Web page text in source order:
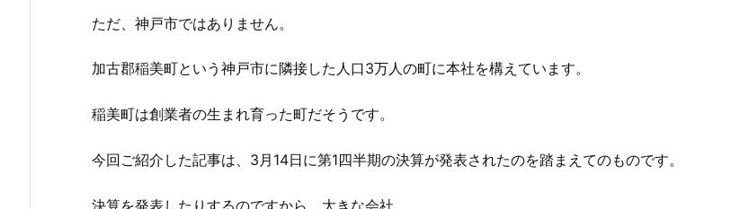
ただ、神戸市ではありません。
加古郡稲美町という神戸市に隣接した人口3万人の町に本社を構えています。
稲美町は創業者の生まれ育った町だそうです。
今回ご紹介した記事は、3月14日に第1四半期の決算が発表されたのを踏まえてのものです。
決算を発表したりするのですから、大きな会社。